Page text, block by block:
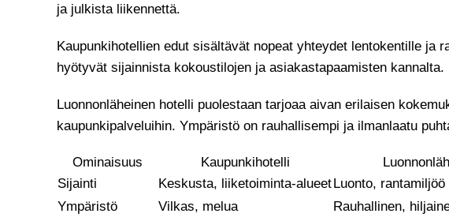
ja julkista liikennettä.
Kaupunkihotellien edut sisältävät nopeat yhteydet lentokentille
hyötyvät sijainnista kokoustilojen ja asiakastapaamisten kannalta.
Luonnonläheinen hotelli puolestaan tarjoaa aivan erilaisen
kaupunkipalveluihin. Ympäristö on rauhallisempi ja ilmanlaatu
Ominaisuus Kaupunkihotelli
Sijainti
Keskusta, liiketoiminta-alueetLuonto, rantamiljöö
Ympäristö
Vilkas, melua
Rauhallinen,